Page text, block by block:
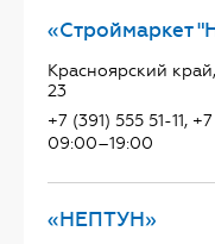
«Строймаркет
Красноярский
23
+7 (391) 555 51-11,
09:00–19:00
«НЕПТУН»